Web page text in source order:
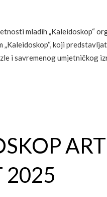
mladih „Kaleidoskop“
„Kaleidoskop“, koji
i savremenog umjetničkog
ART
2025